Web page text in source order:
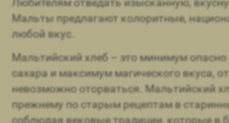
Мальты предлагают колоритные,
любой вкус.
Мальтийский хлеб – это минимум опасно
сахара и максимум магического вкуса,
невозможно оторваться. Мальтийский
прежнему по старым рецептам в
соблюдая вековые традиции, которые в